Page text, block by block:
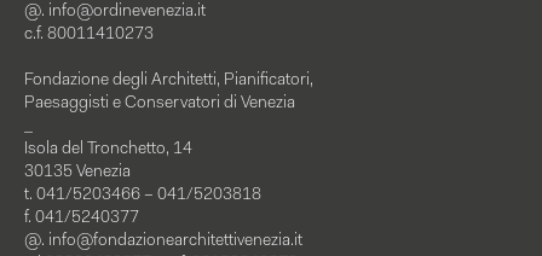
@. info@ordinevenezia.it
c.f. 80011410273
Fondazione degli Architetti, Pianificatori,
Paesaggisti e Conservatori di Venezia
Isola del Tronchetto, 14
30135 Venezia
t. 041/5203466 – 041/5203818
f. 041/5240377
@. info@fondazionearchitettivenezia.it